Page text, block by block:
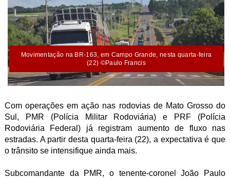
Movimentação na BR-163, em Campo Grande, nesta quarta-feira
(22) ©Paulo Francis
Com operações em ação nas rodovias de Mato Grosso do
Sul, PMR (Polícia Militar Rodoviária) e PRF (Polícia
Rodoviária Federal) já registram aumento de fluxo nas
estradas. A partir desta quarta-feira (22), a expectativa é que
o trânsito se intensifique ainda mais.
Subcomandante da PMR, o tenente-coronel João Paulo